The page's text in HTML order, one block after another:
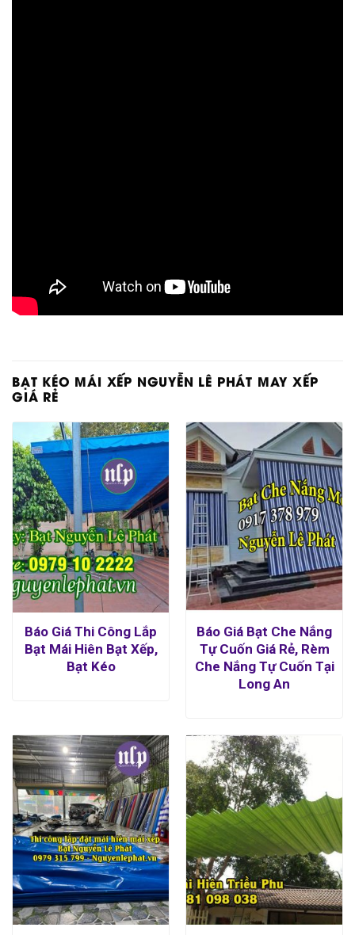
BẠT KÉO MÁI XẾP NGUYỄN LÊ PHÁT MAY XẾP
GIÁ RẺ
Báo Giá Thi Công Lắp
Bạt Mái Hiên Bạt Xếp,
Bạt Kéo
Báo Giá Bạt Che Nắng
Tự Cuốn Giá Rẻ, Rèm
Che Nắng Tự Cuốn Tại
Long An